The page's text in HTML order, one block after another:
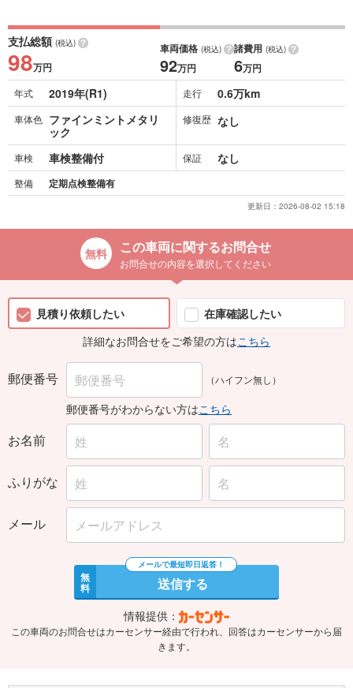
支払総額 (税込)
98万円
車両価格 (税込)
92万円
諸費用 (税込)
6万円
年式 2019年(R1) 走行 0.6万km
車体色 ファインミントメタリ
ック
修復歴 なし
車検 車検整備付 保証 なし
整備 定期点検整備有
更新日： 2026-08-02 15:18
この車両に関するお問合せ
お問合せの内容を選択してください
見積り依頼したい
在庫確認したい
詳細なお問合せをご希望の方はこちら
郵便番号 （ハイフン無し）
郵便番号がわからない方はこちら
お名前
ふりがな
メール
無
料 送信する
情報提供：
この車両のお問合せはカーセンサー経由で行われ、回答はカーセンサーから届
きます。